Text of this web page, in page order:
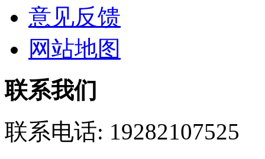
意见反馈
网站地图
联系我们
联系电话: 19282107525